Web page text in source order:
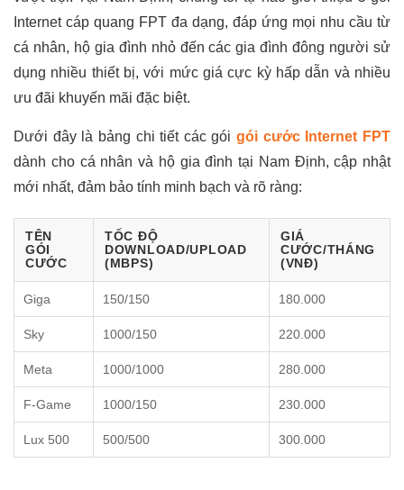
Internet cáp quang FPT đa dạng, đáp ứng mọi nhu cầu từ
cá nhân, hộ gia đình nhỏ đến các gia đình đông người sử
dụng nhiều thiết bị, với mức giá cực kỳ hấp dẫn và nhiều
ưu đãi khuyến mãi đặc biệt.
Dưới đây là bảng chi tiết các góigói cước Internet FPT
dành cho cá nhân và hộ gia đình tại Nam Định, cập nhật
mới nhất, đảm bảo tính minh bạch và rõ ràng:
TÊN
GÓI
CƯỚC
TỐC ĐỘ
DOWNLOAD/UPLOAD
(MBPS)
GIÁ
CƯỚC/THÁNG
(VNĐ)
Giga 150/150 180.000
Sky 1000/150 220.000
Meta 1000/1000 280.000
F-Game 1000/150 230.000
Lux 500 500/500 300.000